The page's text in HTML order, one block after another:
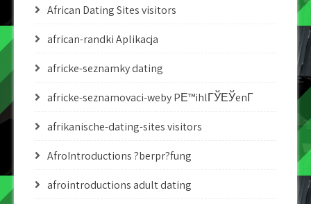
African Dating Sites visitors
african-randki Aplikacja
africke-seznamky dating
africke-seznamovaci-weby PЕ™ihlГЎЕЎenГ­
afrikanische-dating-sites visitors
AfroIntroductions ?berpr?fung
afrointroductions adult dating